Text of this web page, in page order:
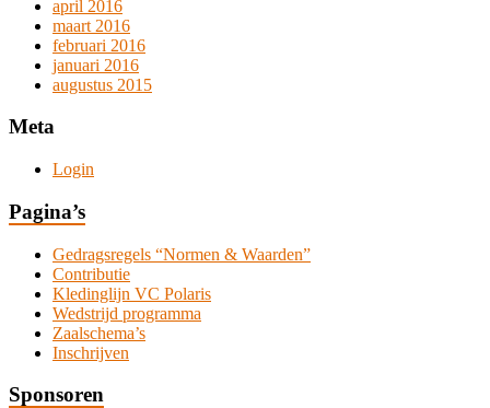
april 2016
maart 2016
februari 2016
januari 2016
augustus 2015
Meta
Login
Pagina’s
Gedragsregels “Normen & Waarden”
Contributie
Kledinglijn VC Polaris
Wedstrijd programma
Zaalschema’s
Inschrijven
Sponsoren